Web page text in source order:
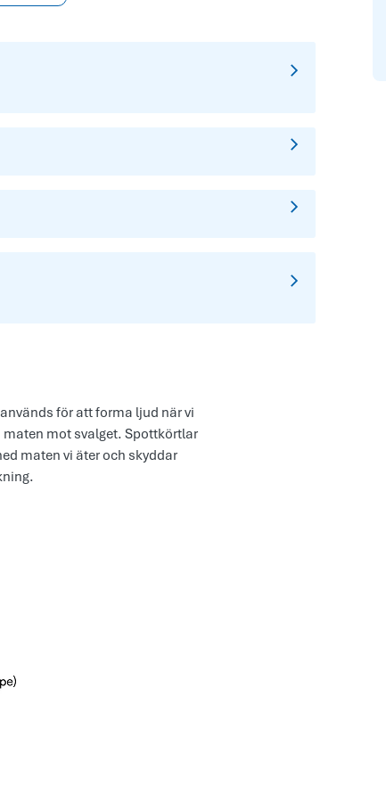
för att forma ljud när vi
mot svalget. Spottkörtlar
maten vi äter och skyddar